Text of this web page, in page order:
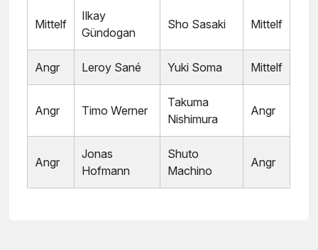
Mittelf
Ilkay
Gündogan
Sho Sasaki Mittelf
Angr Leroy Sané Yuki Soma Mittelf
Angr Timo Werner
Takuma
Nishimura
Angr
Angr
Jonas
Hofmann
Shuto
Machino
Angr